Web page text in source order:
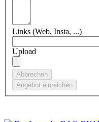
Links (Web, Insta, ...)
Upload